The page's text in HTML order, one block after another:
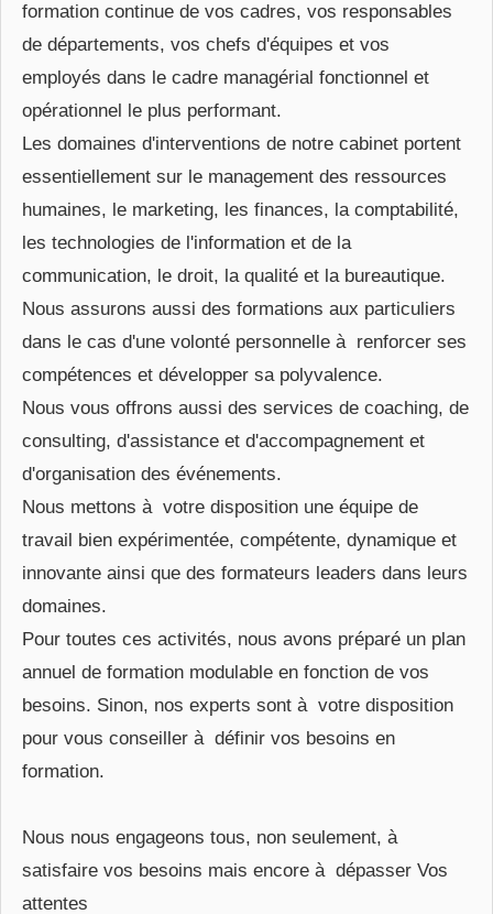
formation continue de vos cadres, vos responsables
de départements, vos chefs d'équipes et vos
employés dans le cadre managérial fonctionnel et
opérationnel le plus performant.
Les domaines d'interventions de notre cabinet portent
essentiellement sur le management des ressources
humaines, le marketing, les finances, la comptabilité,
les technologies de l'information et de la
communication, le droit, la qualité et la bureautique.
Nous assurons aussi des formations aux particuliers
dans le cas d'une volonté personnelle à renforcer ses
compétences et développer sa polyvalence.
Nous vous offrons aussi des services de coaching, de
consulting, d'assistance et d'accompagnement et
d'organisation des événements.
Nous mettons à votre disposition une équipe de
travail bien expérimentée, compétente, dynamique et
innovante ainsi que des formateurs leaders dans leurs
domaines.
Pour toutes ces activités, nous avons préparé un plan
annuel de formation modulable en fonction de vos
besoins. Sinon, nos experts sont à votre disposition
pour vous conseiller à définir vos besoins en
formation.
Nous nous engageons tous, non seulement, à
satisfaire vos besoins mais encore à dépasser Vos
attentes